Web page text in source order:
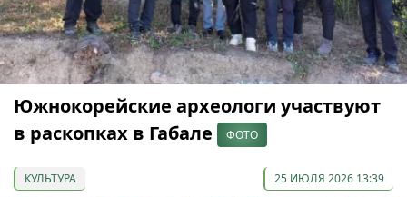
Южнокорейские археологи участвуют
в раскопках в Габале
ФОТО
КУЛЬТУРА 25 ИЮЛЯ 2026 13:39